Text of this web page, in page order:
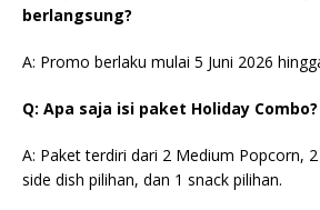
berlangsung?
A: Promo berlaku mulai 5 Juni 2026
Q: Apa saja isi paket Holiday Combo?
A: Paket terdiri dari 2 Medium Popcorn,
side dish pilihan, dan 1 snack pilihan.